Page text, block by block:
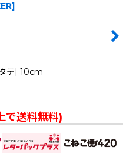
]
テ| 10cm
で送料無料)